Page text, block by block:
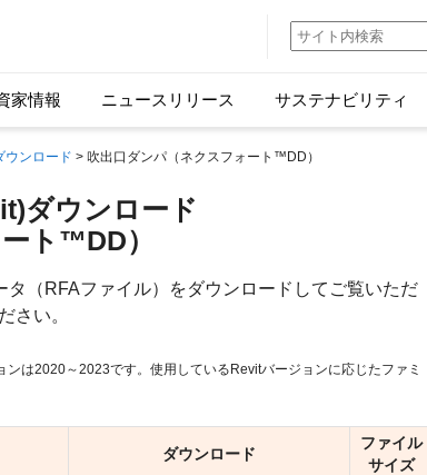
家情報 ニュースリリース サステナビリティ
ウンロード > 吹出口ダンパ（ネクスフォート™DD）
ダウンロード
ト™DD）
（RFAファイル）をダウンロードしてご覧いただ
さい。
は2020～2023です。使用しているRevitバージョンに応じたファミ
ダウンロード
ファイル
サイズ